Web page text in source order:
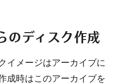
のディスク作成
イメージはアーカイブに
成時はこのアーカイブを